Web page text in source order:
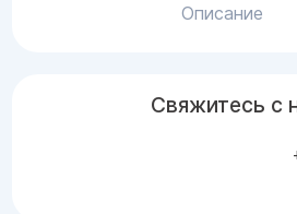
Описание
Свяжитесь с